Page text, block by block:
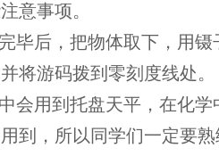
意事项。
毕后，把物体取下，用镊
将游码拨到零刻度线处。
会用到托盘天平，在化学
到，所以同学们一定要